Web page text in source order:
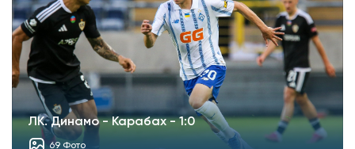
ЛК. Динамо - Карабах - 1:0
69 Фото